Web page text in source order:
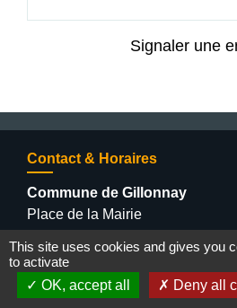
Signaler une
Contact & Horaires
Commune de Gillonnay
Place de la Mairie
+33 4 74 20 53 44
Contact par formulaire
This site uses cookies and gives you
to activate
OK, accept all
Deny all